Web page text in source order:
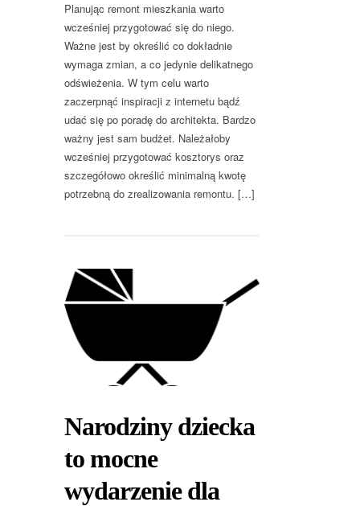
Planując remont mieszkania warto
wcześniej przygotować się do niego.
Ważne jest by określić co dokładnie
wymaga zmian, a co jedynie delikatnego
odświeżenia. W tym celu warto
zaczerpnąć inspiracji z internetu bądź
udać się po poradę do architekta. Bardzo
ważny jest sam budżet. Należałoby
wcześniej przygotować kosztorys oraz
szczegółowo określić minimalną kwotę
potrzebną do zrealizowania remontu. […]
Narodziny dziecka
to mocne
wydarzenie dla